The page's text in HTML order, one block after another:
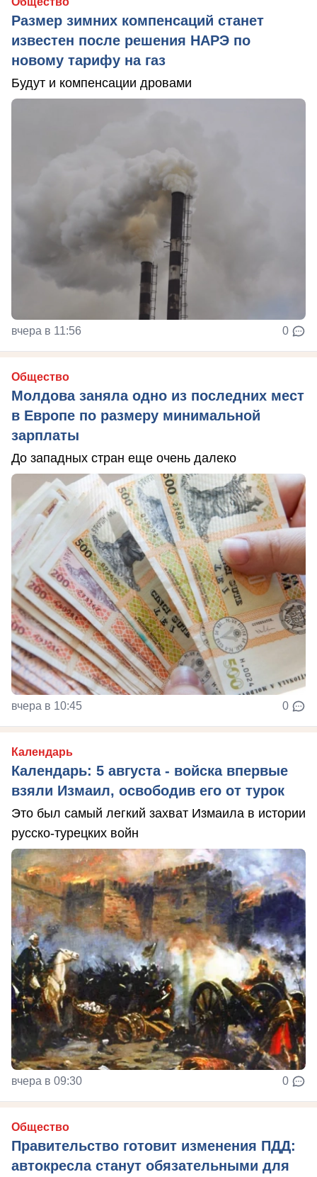
Размер зимних компенсаций станет
известен после решения НАРЭ по
новому тарифу на газ
Будут и компенсации дровами
вчера в 11:56 0
Общество
Молдова заняла одно из последних мест
в Европе по размеру минимальной
зарплаты
До западных стран еще очень далеко
вчера в 10:45 0
Календарь
Календарь: 5 августа - войска впервые
взяли Измаил, освободив его от турок
Это был самый легкий захват Измаила в истории
русско-турецких войн
вчера в 09:30 0
Общество
Правительство готовит изменения ПДД:
автокресла станут обязательными для